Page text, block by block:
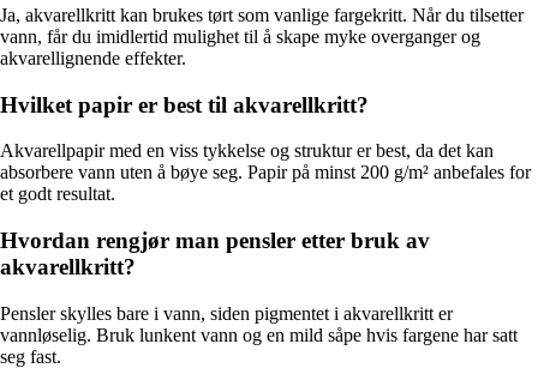
Ja, akvarellkritt kan brukes tørt som vanlige fargekritt. Når du tilsetter
vann, får du imidlertid mulighet til å skape myke overganger og
akvarellignende effekter.
Hvilket papir er best til akvarellkritt?
Akvarellpapir med en viss tykkelse og struktur er best, da det kan
absorbere vann uten å bøye seg. Papir på minst 200 g/m² anbefales for
et godt resultat.
Hvordan rengjør man pensler etter bruk av
akvarellkritt?
Pensler skylles bare i vann, siden pigmentet i akvarellkritt er
vannløselig. Bruk lunkent vann og en mild såpe hvis fargene har satt
seg fast.